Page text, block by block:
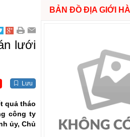
cách Hồ Chí Minh”
lưới
Lưu
quả tháo
công ty
ủy, Chủ
BẢN ĐỒ ĐỊA GIỚI